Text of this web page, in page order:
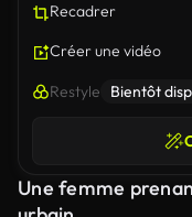
Recadrer
Créer une vidéo
Restyle Bientôt
Une femme